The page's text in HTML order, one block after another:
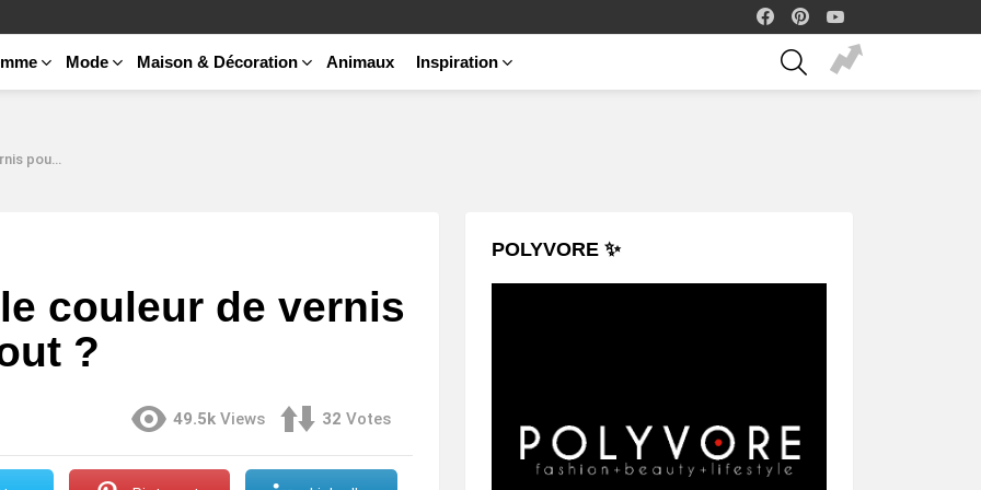
facebook
Mode Maison & Décoration Animaux Inspiration
SEARCH
tout ?
couleur de vernis
?
49.5k Views 32 Votes
POLYVORE ✨